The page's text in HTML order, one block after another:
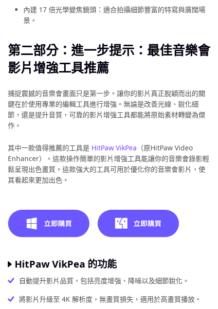
內建 17 倍光學變焦鏡頭：適合拍攝細節豐富的特寫與廣闊場
景。
第二部分：進一步提示：最佳音樂會
影片增強工具推薦
捕捉震撼的音樂會畫面只是第一步。讓你的影片真正脫穎而出的關
鍵在於使用專業的編輯工具進行增強。無論是改善光線、銳化細
節，還是提升音質，可靠的影片增強工具都能將原始素材轉變為傑
作。
其中一款值得推薦的工具是 HitPaw VikPea （原HitPaw Video
Enhancer）。這款操作簡單的影片增強工具能讓你的音樂會錄影輕
鬆呈現出色畫質。這款強大的工具可用於優化你的音樂會影片，使
其看起來更加出色。
HitPaw VikPea 的功能
自動提升影片品質，包括亮度增強、降噪以及細節銳化。
將影片升級至 4K 解析度，無畫質損失，適用於高畫質播放。